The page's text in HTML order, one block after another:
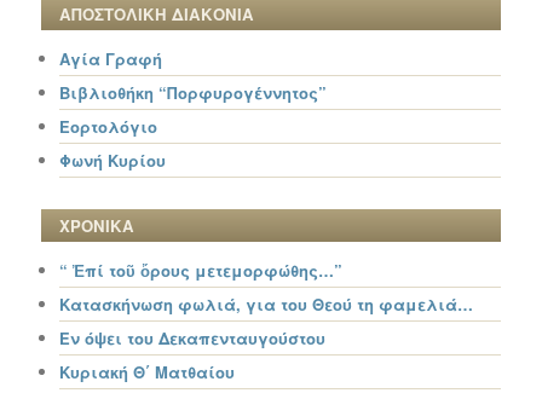
ΑΠΟΣΤΟΛΙΚΗ ΔΙΑΚΟΝΙΑ
Αγία Γραφή
Βιβλιοθήκη “Πορφυρογέννητος”
Εορτολόγιο
Φωνή Κυρίου
ΧΡΟΝΙΚΑ
“ Ἐπί τοῦ ὄρους μετεμορφώθης…”
Κατασκήνωση φωλιά, για του Θεού τη φαμελιά…
Εν όψει του Δεκαπενταυγούστου
Κυριακή Θ΄ Ματθαίου